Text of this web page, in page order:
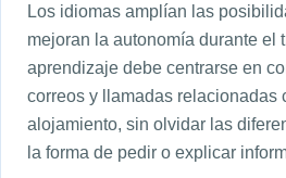
Los idiomas amplían las
mejoran la autonomía durante el
aprendizaje debe centrarse en
correos y llamadas relacionadas
alojamiento, sin olvidar las
la forma de pedir o explicar